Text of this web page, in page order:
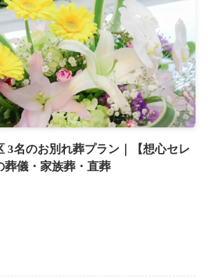
3名のお別れ葬プラン｜【想心セレ
葬儀・家族葬・直葬